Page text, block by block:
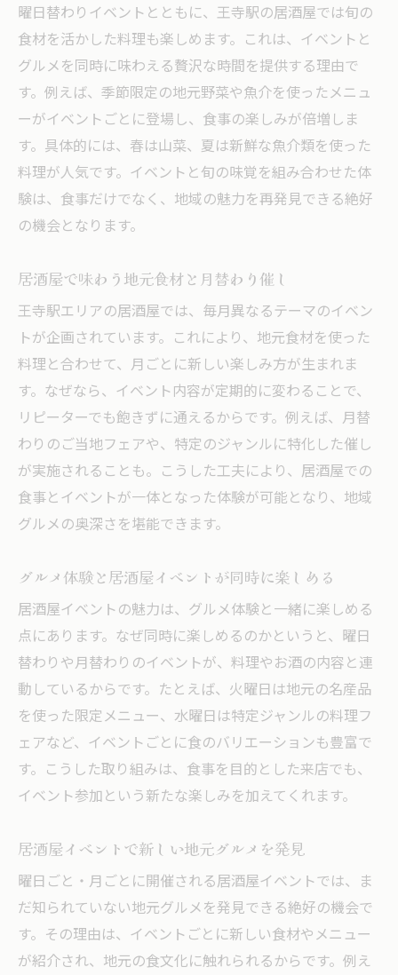
曜日替わりイベントとともに、王寺駅の居酒屋では旬の
食材を活かした料理も楽しめます。これは、イベントと
グルメを同時に味わえる贅沢な時間を提供する理由で
す。例えば、季節限定の地元野菜や魚介を使ったメニュ
ーがイベントごとに登場し、食事の楽しみが倍増しま
す。具体的には、春は山菜、夏は新鮮な魚介類を使った
料理が人気です。イベントと旬の味覚を組み合わせた体
験は、食事だけでなく、地域の魅力を再発見できる絶好
の機会となります。
居酒屋で味わう地元食材と月替わり催し
王寺駅エリアの居酒屋では、毎月異なるテーマのイベン
トが企画されています。これにより、地元食材を使った
料理と合わせて、月ごとに新しい楽しみ方が生まれま
す。なぜなら、イベント内容が定期的に変わることで、
リピーターでも飽きずに通えるからです。例えば、月替
わりのご当地フェアや、特定のジャンルに特化した催し
が実施されることも。こうした工夫により、居酒屋での
食事とイベントが一体となった体験が可能となり、地域
グルメの奥深さを堪能できます。
グルメ体験と居酒屋イベントが同時に楽しめる
居酒屋イベントの魅力は、グルメ体験と一緒に楽しめる
点にあります。なぜ同時に楽しめるのかというと、曜日
替わりや月替わりのイベントが、料理やお酒の内容と連
動しているからです。たとえば、火曜日は地元の名産品
を使った限定メニュー、水曜日は特定ジャンルの料理フ
ェアなど、イベントごとに食のバリエーションも豊富で
す。こうした取り組みは、食事を目的とした来店でも、
イベント参加という新たな楽しみを加えてくれます。
居酒屋イベントで新しい地元グルメを発見
曜日ごと・月ごとに開催される居酒屋イベントでは、ま
だ知られていない地元グルメを発見できる絶好の機会で
す。その理由は、イベントごとに新しい食材やメニュー
が紹介され、地元の食文化に触れられるからです。例え